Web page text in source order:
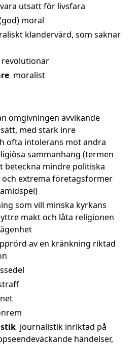
vara utsatt för livsfara
moral
klandervärd, som saknar
moralist
omgivningen avvikande
med stark inre
ofta intolerans mot andra
sammanhang (termen
beteckna mindre politiska
extrema företagsformer
som vill minska kyrkans
makt och låta religionen
av en kränkning riktad
journalistik inriktad på
händelser,